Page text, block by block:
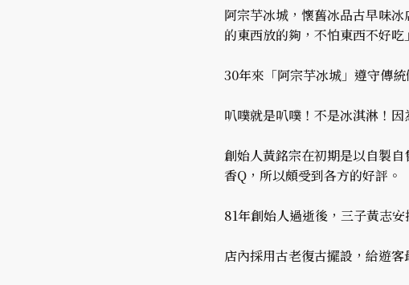
阿宗芋冰城，懷舊冰品古早味
的東西放的夠，不怕東西不好吃
30年來「阿宗芋冰城」遵守傳
叭噗就是叭噗！不是冰淇淋！
創始人黃銘宗在初期是以自製
香Q，所以頗受到各方的好評。
81年創始人過逝後，三子黃志
店內採用古老復古擺設，給遊客